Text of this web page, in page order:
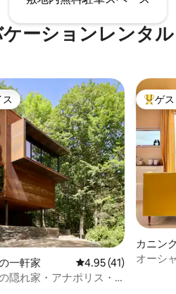
ーションレンタル
星の平均評価
ョイスです。
一軒家 レビュー41件、5つ
4.95 (41)
隠れ家・アナポリス・
大好
ゲ
カニン
オーシ